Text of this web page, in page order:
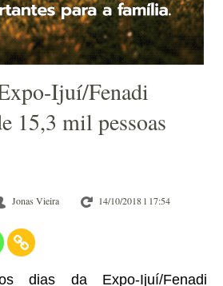
Ijuí/Fenadi
15,3 mil pessoas
Jonas Vieira 14/10/2018 l 17:54
dias da Expo-Ijuí/Fenadi